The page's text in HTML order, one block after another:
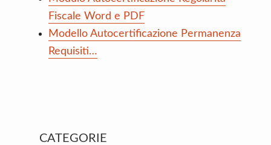
Fiscale Word e PDF
Modello Autocertificazione Permanenza
Requisiti…
Primary
CATEGORIE